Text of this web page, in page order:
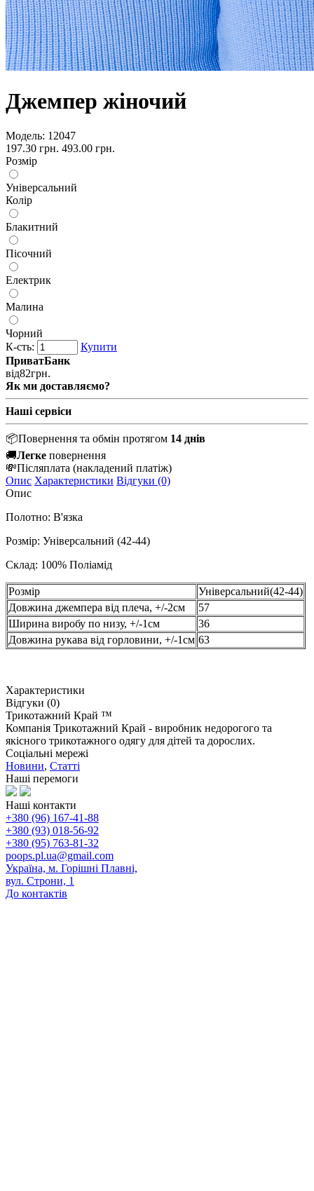
Джемпер жіночий
Модель: 12047
197.30 грн. 493.00 грн.
Розмір
Універсальний
Колір
Блакитний
Пісочний
Електрик
Малина
Чорний
К-сть:
Купити
ПриватБанк
від82грн.
Як ми доставляємо?
Наші сервіси
📦Повернення та обмін протягом 14 днів
🚚Легке повернення
💸Післяплата (накладений платіж)
Опис Характеристики Відгуки (0)
Опис
Полотно: В'язка
Розмір: Універсальний (42-44)
Склад: 100% Поліамід
Розмір
Універсальний(42-44)
Довжина джемпера від плеча, +/-2см
57
Ширина виробу по низу, +/-1см
36
Довжина рукава від горловини, +/-1см 63
Характеристики
Відгуки (0)
Трикотажний Край ™
Компанія Трикотажний Край - виробник недорогого та
якісного трикотажного одягу для дітей та дорослих.
Соціальні мережі
Новини, Статті
Наші перемоги
Наші контакти
+380 (96) 167-41-88
+380 (93) 018-56-92
+380 (95) 763-81-32
poops.pl.ua@gmail.com
Україна, м. Горішні Плавні,
вул. Строни, 1
До контактів